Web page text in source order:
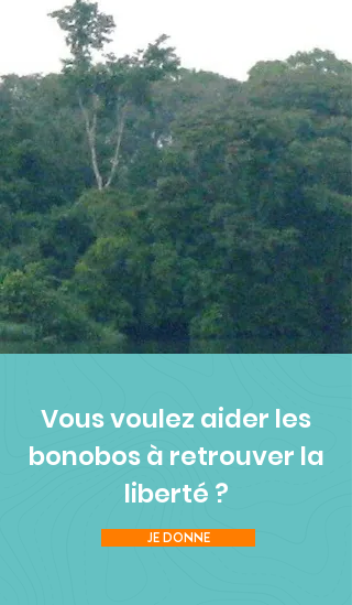
Vous voulez aider les
bonobos à retrouver la
liberté ?
JE DONNE